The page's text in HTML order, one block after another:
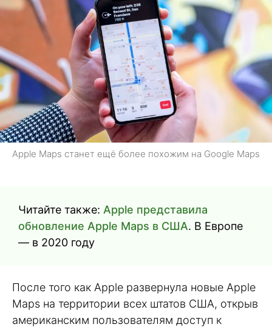
Apple Maps станет ещё более похожим на Google Maps
Читайте также: Apple представила
обновление Apple Maps в США. В Европе
— в 2020 году
После того как Apple развернула новые Apple
Maps на территории всех штатов США, открыв
американским пользователям доступ к